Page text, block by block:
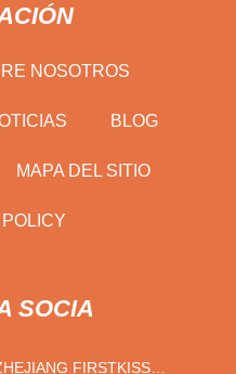
NOSOTROS
BLOG
MAPA DEL SITIO
SOCIA
FIRSTKISS